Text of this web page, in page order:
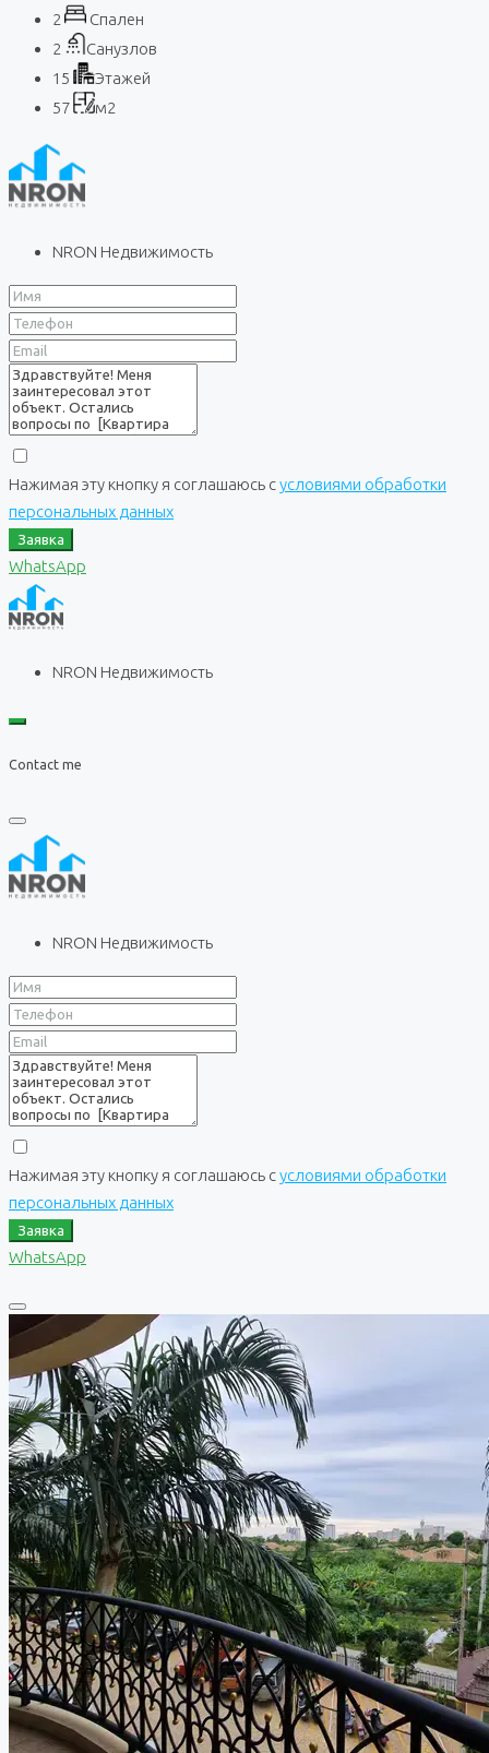
2
Спален
2
Санузлов
15
Этажей
57
м2
NRON Недвижимость
Нажимая эту кнопку я соглашаюсь сусловиями обработки
персональных данных
Заявка
WhatsApp
NRON Недвижимость
Contact me
NRON Недвижимость
Нажимая эту кнопку я соглашаюсь сусловиями обработки
персональных данных
Заявка
WhatsApp